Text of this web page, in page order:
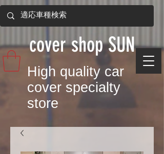
​High quality car
cover specialty
store
​cover shop SUN